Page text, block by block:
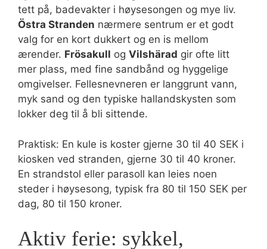
tett på, badevakter i høysesongen og mye liv.
Östra Stranden nærmere sentrum er et godt
valg for en kort dukkert og en is mellom
ærender. Frösakull og Vilshärad gir ofte litt
mer plass, med fine sandbånd og hyggelige
omgivelser. Fellesnevneren er langgrunt vann,
myk sand og den typiske hallandskysten som
lokker deg til å bli sittende.
Praktisk: En kule is koster gjerne 30 til 40 SEK i
kiosken ved stranden, gjerne 30 til 40 kroner.
En strandstol eller parasoll kan leies noen
steder i høysesong, typisk fra 80 til 150 SEK per
dag, 80 til 150 kroner.
Aktiv ferie: sykkel,